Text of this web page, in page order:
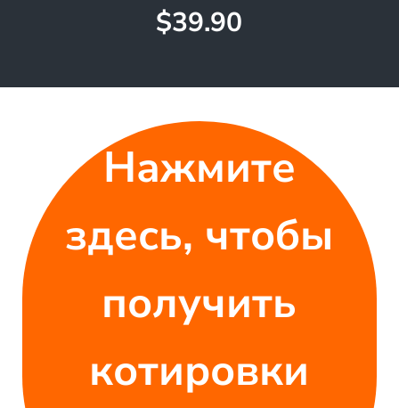
$39.90
Нажмите
здесь, чтобы
получить
котировки